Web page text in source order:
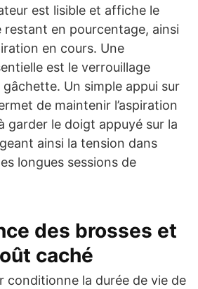
est lisible et affiche le
restant en pourcentage, ainsi
en cours. Une
est le verrouillage
Un simple appui sur
de maintenir l’aspiration
garder le doigt appuyé sur la
ainsi la tension dans
longues sessions de
des brosses et
caché
conditionne la durée de vie de